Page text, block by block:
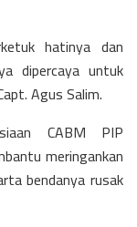
hatinya dan
dipercaya untuk
Agus Salim.
CABM PIP
meringankan
bendanya rusak